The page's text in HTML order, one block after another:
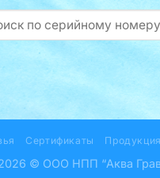
Сертификаты Продукция
© ООО НПП “Аква